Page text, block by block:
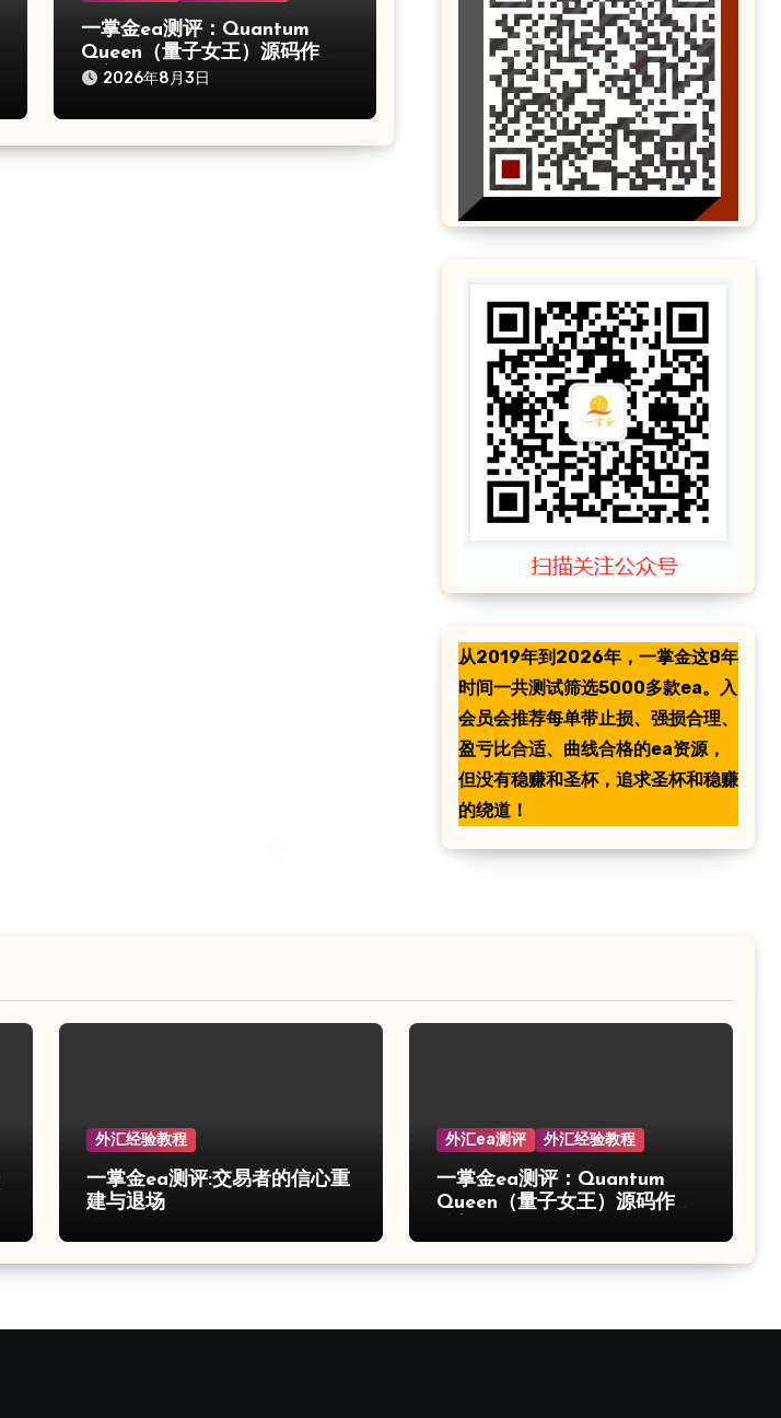
一掌金ea测评：Quantum
Queen（量子女王）源码作弊
分析2026年8月3日
从2019年到2026年，一掌金这8年
时间一共测试筛选5000多款ea。入
会员会推荐每单带止损、强损合理、
盈亏比合适、曲线合格的ea资源，
但没有稳赚和圣杯，追求圣杯和稳赚
的绕道！
外汇经验教程
一掌金ea测评:交易者的信心重
建与退场
外汇ea测评 外汇经验教程
一掌金ea测评：Quantum
Queen（量子女王）源码作弊